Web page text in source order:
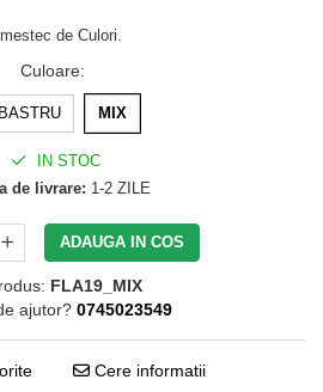
de Culori.
Culoare:
MIX
IN STOC
de livrare: 1-2 ZILE
ADAUGA IN COS
FLA19_MIX
ajutor? 0745023549
Cere informatii